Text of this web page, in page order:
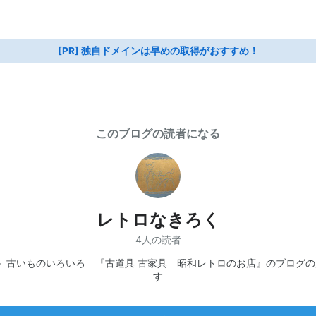
[PR] 独自ドメインは早めの取得がおすすめ！
このブログの読者になる
レトロなきろく
4人の読者
古いものいろいろ 『古道具 古家具 昭和レトロのお店』のブログ
す